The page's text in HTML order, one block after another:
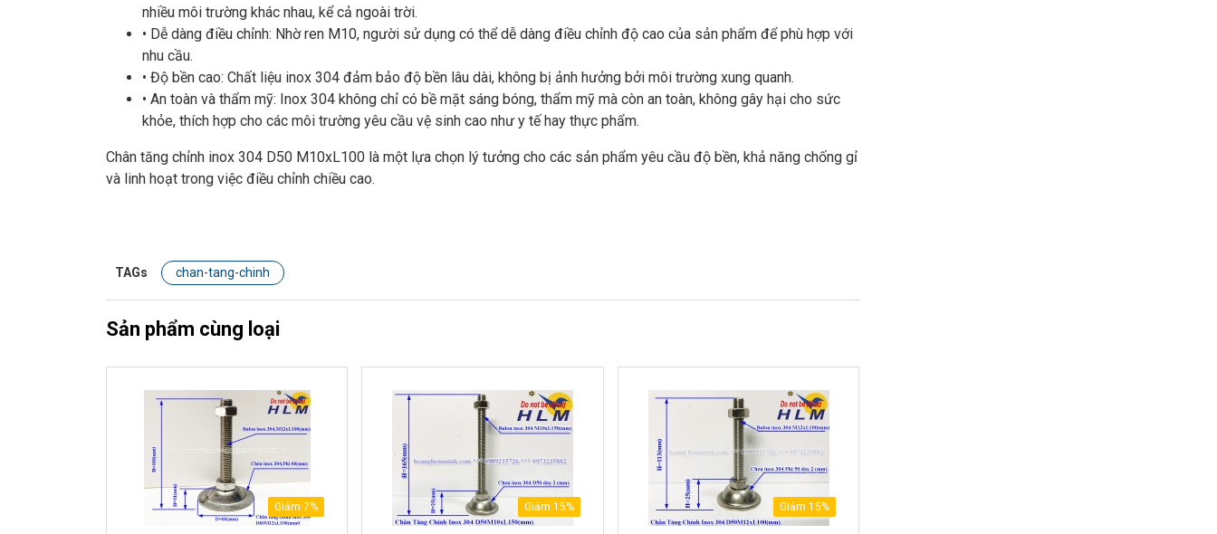
nhiều môi trường khác nhau, kể cả ngoài trời.
• Dễ dàng điều chỉnh: Nhờ ren M10, người sử dụng có thể dễ dàng điều chỉnh độ cao của sản phẩm để phù hợp với
nhu cầu.
• Độ bền cao: Chất liệu inox 304 đảm bảo độ bền lâu dài, không bị ảnh hưởng bởi môi trường xung quanh.
• An toàn và thẩm mỹ: Inox 304 không chỉ có bề mặt sáng bóng, thẩm mỹ mà còn an toàn, không gây hại cho sức
khỏe, thích hợp cho các môi trường yêu cầu vệ sinh cao như y tế hay thực phẩm.
Chân tăng chỉnh inox 304 D50 M10xL100 là một lựa chọn lý tưởng cho các sản phẩm yêu cầu độ bền, khả năng chống gỉ
và linh hoạt trong việc điều chỉnh chiều cao.
TAGs chan-tang-chinh
Sản phẩm cùng loại
Giảm 7% Giảm 15% Giảm 15%